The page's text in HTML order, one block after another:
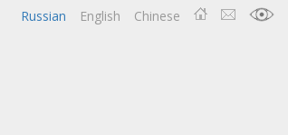
Chinese
English
Russian